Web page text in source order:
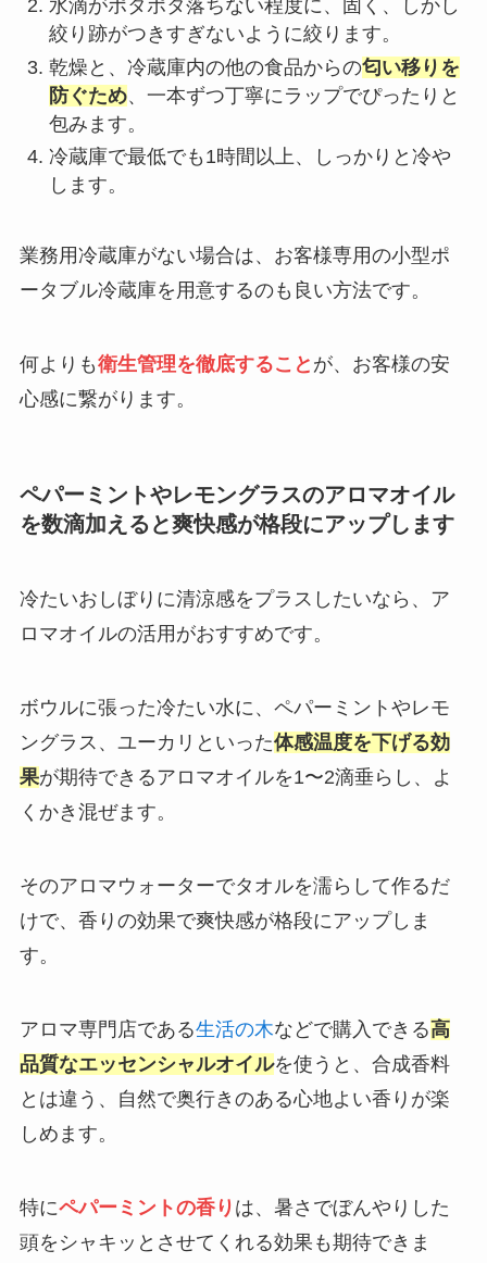
水滴がポタポタ落ちない程度に、固く、しかし
絞り跡がつきすぎないように絞ります。
乾燥と、冷蔵庫内の他の食品からの匂い移りを
防ぐため、一本ずつ丁寧にラップでぴったりと
包みます。
冷蔵庫で最低でも1時間以上、しっかりと冷や
します。
業務用冷蔵庫がない場合は、お客様専用の小型ポ
ータブル冷蔵庫を用意するのも良い方法です。
何よりも衛生管理を徹底すること が、お客様の安
心感に繋がります。
ペパーミントやレモングラスのアロマオイル
を数滴加えると爽快感が格段にアップします
冷たいおしぼりに清涼感をプラスしたいなら、ア
ロマオイルの活用がおすすめです。
ボウルに張った冷たい水に、ペパーミントやレモ
ングラス、ユーカリといった体感温度を下げる効
果が期待できるアロマオイルを1〜2滴垂らし、よ
くかき混ぜます。
そのアロマウォーターでタオルを濡らして作るだ
けで、香りの効果で爽快感が格段にアップしま
す。
アロマ専門店である生活の木などで購入できる高
品質なエッセンシャルオイルを使うと、合成香料
とは違う、自然で奥行きのある心地よい香りが楽
しめます。
特にペパーミントの香り は、暑さでぼんやりした
頭をシャキッとさせてくれる効果も期待できま